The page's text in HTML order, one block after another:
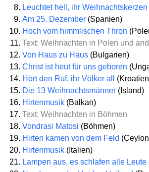
Leuchtet hell, ihr Weihnachtskerzen
Am 25. Dezember (Spanien)
Hoch vom himmlischen Thron
Text: Weihnachten in Polen und
Von Haus zu Haus (Bulgarien)
Christ ist heut für uns geboren
Hört den Ruf, ihr Völker all
Die 13 Weihnachtsmänner (Island)
Hirtenmusik (Balkan)
Text: Weihnachten in Böhmen
Vondrasi Matosi (Böhmen)
Hirten kamen von dem Feld
Hirtenmusik (Italien)
Lampen aus, es schlafen alle Leute